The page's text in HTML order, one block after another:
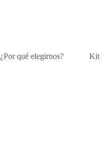
¿Por qué elegirnos? Kit